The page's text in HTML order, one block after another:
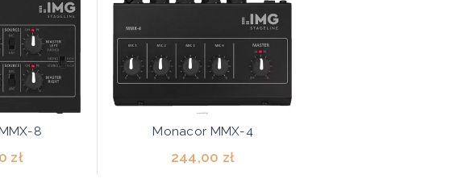
8
zł
Monacor MMX-4
244,00 zł